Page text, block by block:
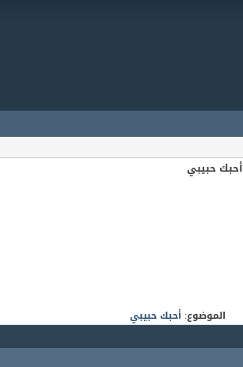
أحبك حبيبي
الموضوع:أحبك حبيبي